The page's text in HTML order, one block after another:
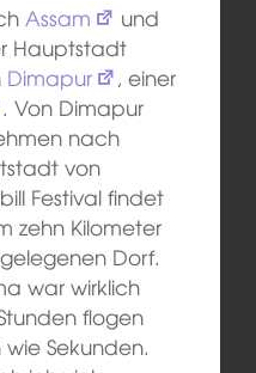
Assam
und
Hauptstadt
Dimapur
, einer
. Von Dimapur
nach
von
Festival findet
zehn Kilometer
Dorf.
war wirklich
flogen
Sekunden.